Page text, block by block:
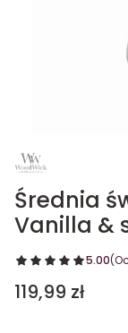
Średnia
Vanilla &
5.00
Cena
119,99 zł